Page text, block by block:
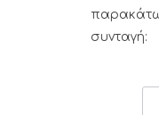
παρακάτω
συνταγή: